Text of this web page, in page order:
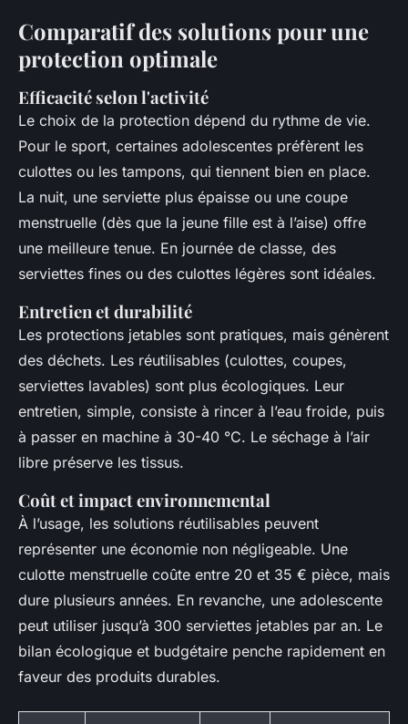
Comparatif des solutions pour une
protection optimale
Efficacité selon l'activité
Le choix de la protection dépend du rythme de vie.
Pour le sport, certaines adolescentes préfèrent les
culottes ou les tampons, qui tiennent bien en place.
La nuit, une serviette plus épaisse ou une coupe
menstruelle (dès que la jeune fille est à l’aise) offre
une meilleure tenue. En journée de classe, des
serviettes fines ou des culottes légères sont idéales.
Entretien et durabilité
Les protections jetables sont pratiques, mais génèrent
des déchets. Les réutilisables (culottes, coupes,
serviettes lavables) sont plus écologiques. Leur
entretien, simple, consiste à rincer à l’eau froide, puis
à passer en machine à 30-40 °C. Le séchage à l’air
libre préserve les tissus.
Coût et impact environnemental
À l’usage, les solutions réutilisables peuvent
représenter une économie non négligeable. Une
culotte menstruelle coûte entre 20 et 35 € pièce, mais
dure plusieurs années. En revanche, une adolescente
peut utiliser jusqu’à 300 serviettes jetables par an. Le
bilan écologique et budgétaire penche rapidement en
faveur des produits durables.